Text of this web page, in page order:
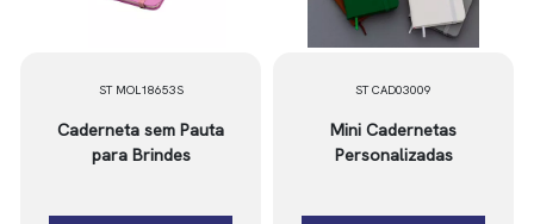
ST MOL18653S
Caderneta sem Pauta
para Brindes
ST CAD03009
Mini Cadernetas
Personalizadas